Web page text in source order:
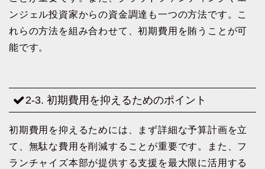
ンジェル投資家からの資金調達も一つの方法です。こ
れらの方法を組み合わせて、初期費用を賄うことが可
能です。
2-3. 初期費用を抑えるためのポイント
初期費用を抑えるためには、まず詳細な予算計画を立
て、無駄な費用を削減することが重要です。また、フ
ランチャイズ本部が提供する支援を最大限に活用する